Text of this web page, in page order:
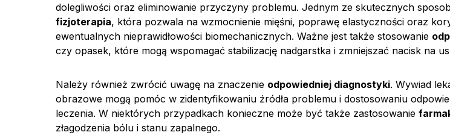
dolegliwości oraz eliminowanie przyczyny problemu. Jednym ze skutecznych
fizjoterapia, która pozwala na wzmocnienie mięśni, poprawę elastyczności oraz
ewentualnych nieprawidłowości biomechanicznych. Ważne jest także stosowanie
czy opasek, które mogą wspomagać stabilizację nadgarstka i zmniejszać nacisk na
Należy również zwrócić uwagę na znaczenie odpowiedniej diagnostyki. Wywiad
obrazowe mogą pomóc w zidentyfikowaniu źródła problemu i dostosowaniu
leczenia. W niektórych przypadkach konieczne może być także zastosowanie
złagodzenia bólu i stanu zapalnego.